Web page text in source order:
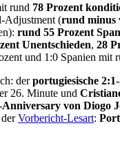
rund 78 Prozent
Adjustment (rund minus
rund 55 Prozent
Unentschieden, 28
und 1:0 Spanien mit
derportugiesische
26. Minute und
Anniversary von Diogo
Vorbericht-Lesart: